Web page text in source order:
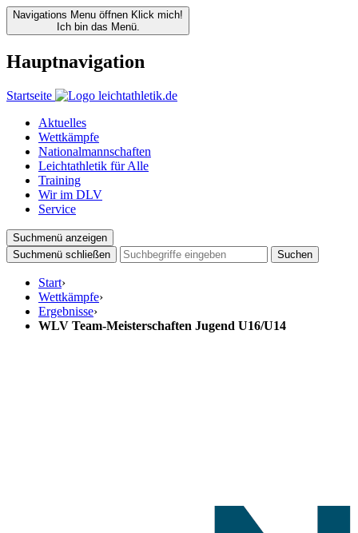
Navigations Menu öffnen Klick mich!
Ich bin das Menü.
Hauptnavigation
Startseite
Aktuelles
Wettkämpfe
Nationalmannschaften
Leichtathletik für Alle
Training
Wir im DLV
Service
Suchmenü anzeigen
Suchmenü schließen
Suchen
Start›
Wettkämpfe›
Ergebnisse›
WLV Team-Meisterschaften Jugend U16/U14